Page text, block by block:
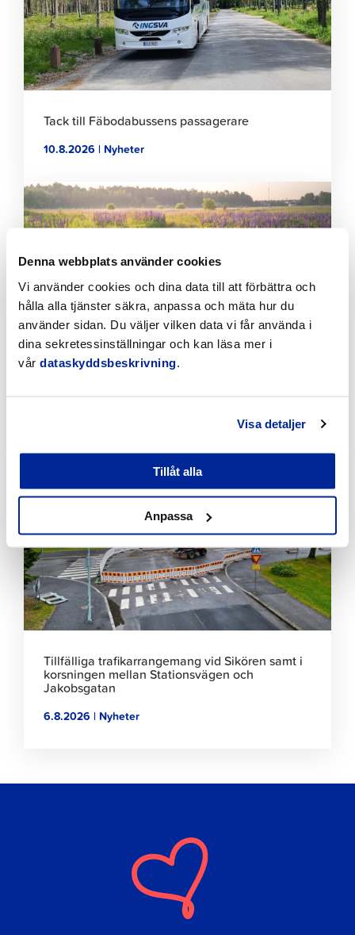
Denna webbplats använder cookies
Vi använder cookies och dina data till att förbättra och
hålla alla tjänster säkra, anpassa och mäta hur du
använder sidan. Du väljer vilken data vi får använda i
dina sekretessinställningar och kan läsa mer i
vår dataskyddsbeskrivning
Visa detaljer
Tillåt alla
Anpassa
Tack till Fäbodabussens passagerare
10.8.2026 | Nyheter
Klicka
för
att
artikeln
att
artikeln
Tillfälliga trafikarrangemang vid Sikören samt i
korsningen mellan Stationsvägen och
Jakobsgatan
6.8.2026 | Nyheter